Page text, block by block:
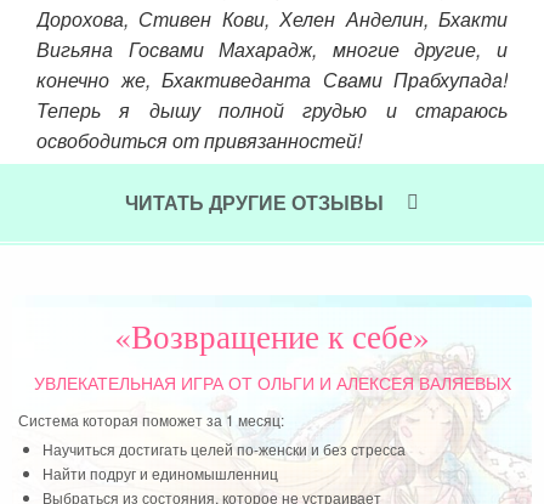
Дорохова, Стивен Кови, Хелен Анделин, Бхакти
Вигьяна Госвами Махарадж, многие другие, и
конечно же, Бхактиведанта Свами Прабхупада!
Теперь я дышу полной грудью и стараюсь
освободиться от привязанностей!
Читать далее »ЧИТАТЬ ДРУГИЕ ОТЗЫВЫ
«Возвращение к себе»
УВЛЕКАТЕЛЬНАЯ ИГРАОТ ОЛЬГИ И АЛЕКСЕЯ ВАЛЯЕВЫХ
Система которая поможет за 1 месяц:
Научиться достигать целей по-женски и без стресса
Найти подруг и единомышленниц
Выбраться из состояния, которое не устраивает